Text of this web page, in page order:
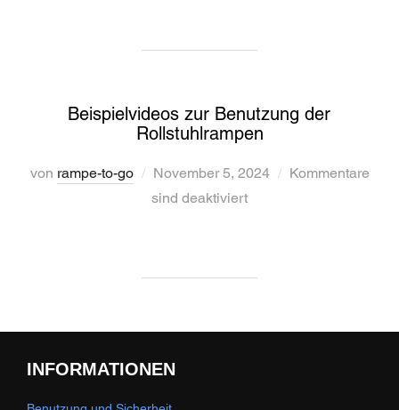
Beispielvideos zur Benutzung der
Rollstuhlrampen
von rampe-to-go
Veröffentlicht
am
November 5, 2024
Kommentare
sind deaktiviert
INFORMATIONEN